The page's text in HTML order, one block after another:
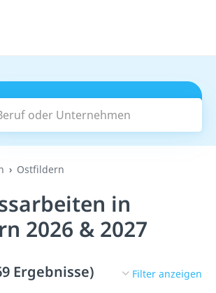
oder Unternehmen
Suchen
Ostfildern
in
2026 & 2027
Ergebnisse) Filter anzeigen